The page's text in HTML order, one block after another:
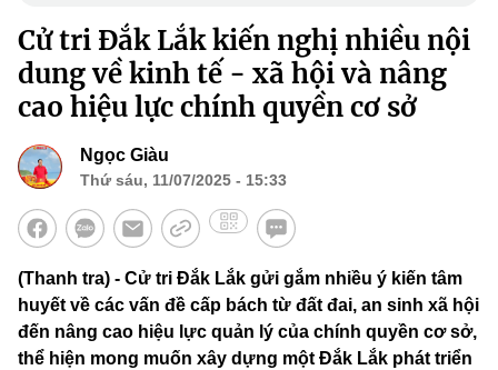
Cử tri Đắk Lắk kiến nghị nhiều nội
dung về kinh tế - xã hội và nâng
cao hiệu lực chính quyền cơ sở
Ngọc Giàu
Thứ sáu, 11/07/2025 - 15:33
(Thanh tra) - Cử tri Đắk Lắk gửi gắm nhiều ý kiến tâm
huyết về các vấn đề cấp bách từ đất đai, an sinh xã hội
đến nâng cao hiệu lực quản lý của chính quyền cơ sở,
thể hiện mong muốn xây dựng một Đắk Lắk phát triển